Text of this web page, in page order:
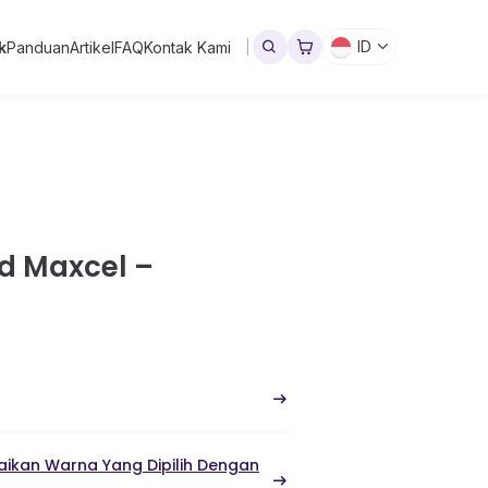
PanduanArtikelFAQKontak Kami ID
Maxcel –
Warna Yang Dipilih Dengan